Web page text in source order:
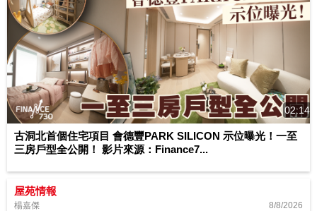
02:14
古洞北首個住宅項目 會德豐PARK SILICON 示位曝光！一至
三房戶型全公開！ 影片來源：Finance7...
屋苑情報
楊嘉傑 8/8/2026